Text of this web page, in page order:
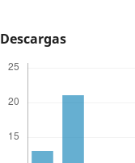
Descargas